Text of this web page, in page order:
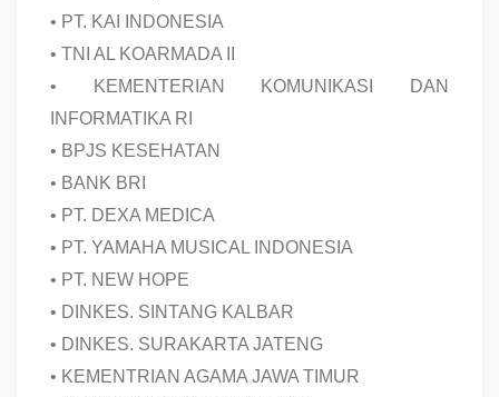
• PT. KAI INDONESIA
• TNI AL KOARMADA II
•
KEMENTERIAN KOMUNIKASI DAN
INFORMATIKA RI
• BPJS KESEHATAN
• BANK BRI
• PT. DEXA MEDICA
• PT. YAMAHA MUSICAL INDONESIA
• PT. NEW HOPE
• DINKES. SINTANG KALBAR
• DINKES. SURAKARTA JATENG
• KEMENTRIAN AGAMA JAWA TIMUR